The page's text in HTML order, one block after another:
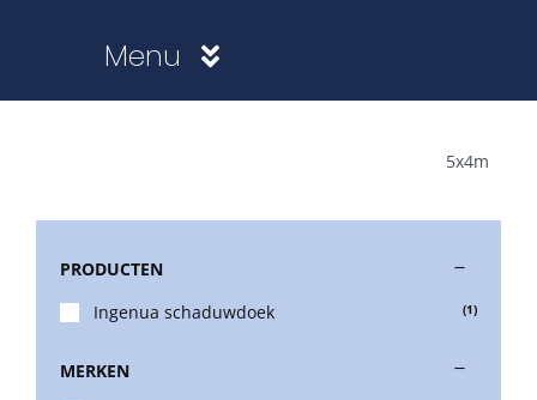
Menu
Stokparasols
5x4m
PRODUCTEN
Ingenua schaduwdoek
(1)
MERKEN